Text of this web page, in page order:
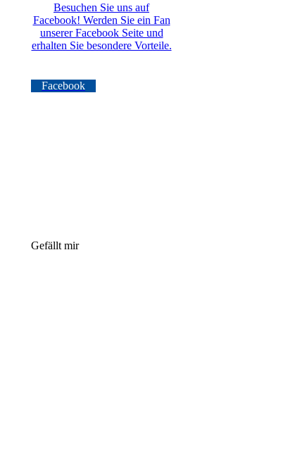
Besuchen Sie uns auf
Facebook! Werden Sie ein Fan
unserer Facebook Seite und
erhalten Sie besondere Vorteile.
Facebook
Gefällt mir